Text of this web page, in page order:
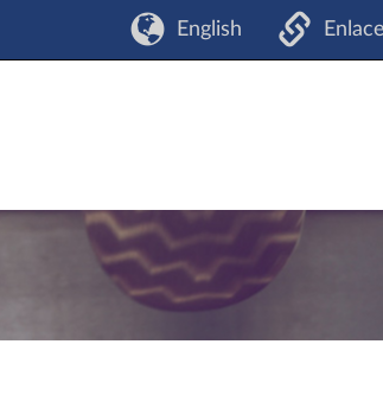
English